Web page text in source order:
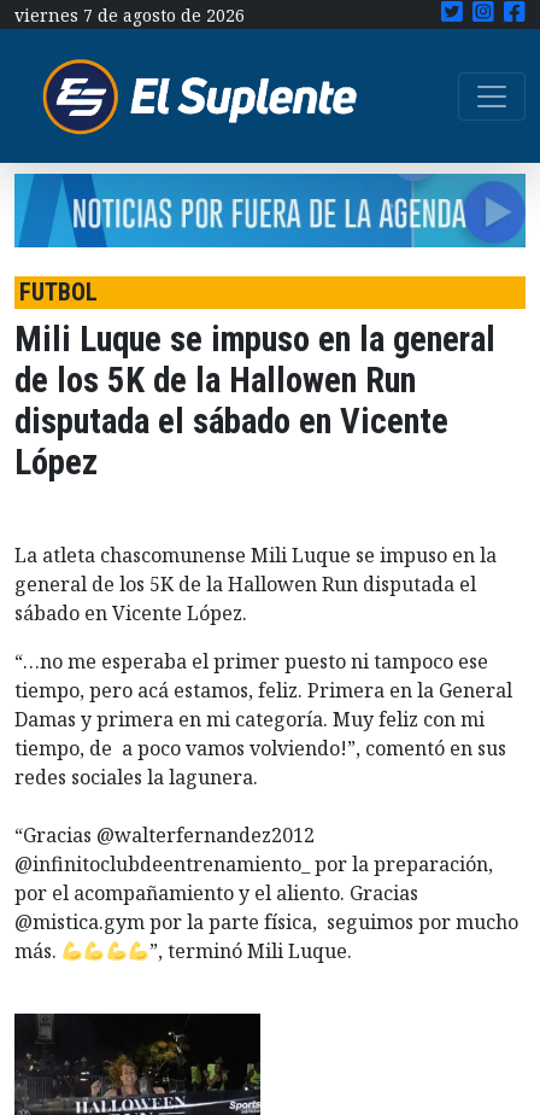
viernes 7 de agosto de 2026
FUTBOL
Mili Luque se impuso en la general
de los 5K de la Hallowen Run
disputada el sábado en Vicente
López
La atleta chascomunense Mili Luque se impuso en la
general de los 5K de la Hallowen Run disputada el
sábado en Vicente López.
“…no me esperaba el primer puesto ni tampoco ese
tiempo, pero acá estamos, feliz. Primera en la General
Damas y primera en mi categoría. Muy feliz con mi
tiempo, de a poco vamos volviendo!”, comentó en sus
redes sociales la lagunera.
“Gracias @walterfernandez2012
@infinitoclubdeentrenamiento_ por la preparación,
por el acompañamiento y el aliento. Gracias
@mistica.gym por la parte física, seguimos por mucho
más.
”, terminó Mili Luque.